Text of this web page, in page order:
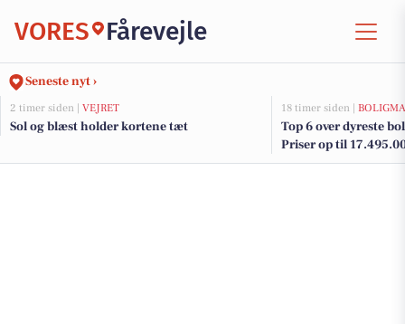
VORES Fårevejle
Seneste nyt ›
2 timer siden | VEJRET
Sol og blæst holder kortene tæt
18 timer siden |
Top 6 over dyreste
Priser op til